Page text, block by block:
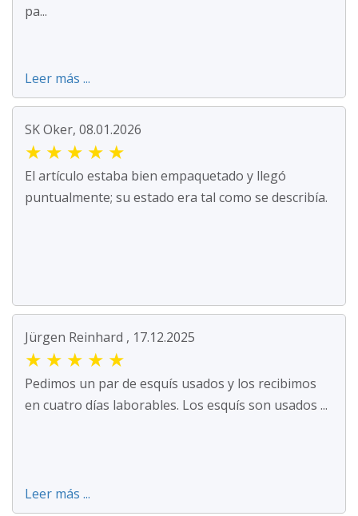
pa...
Leer más ...
SK Oker, 08.01.2026
★ ★ ★ ★ ★
El artículo estaba bien empaquetado y llegó
puntualmente; su estado era tal como se describía.
Jürgen Reinhard , 17.12.2025
★ ★ ★ ★ ★
Pedimos un par de esquís usados y los recibimos
en cuatro días laborables. Los esquís son usados ...
Leer más ...